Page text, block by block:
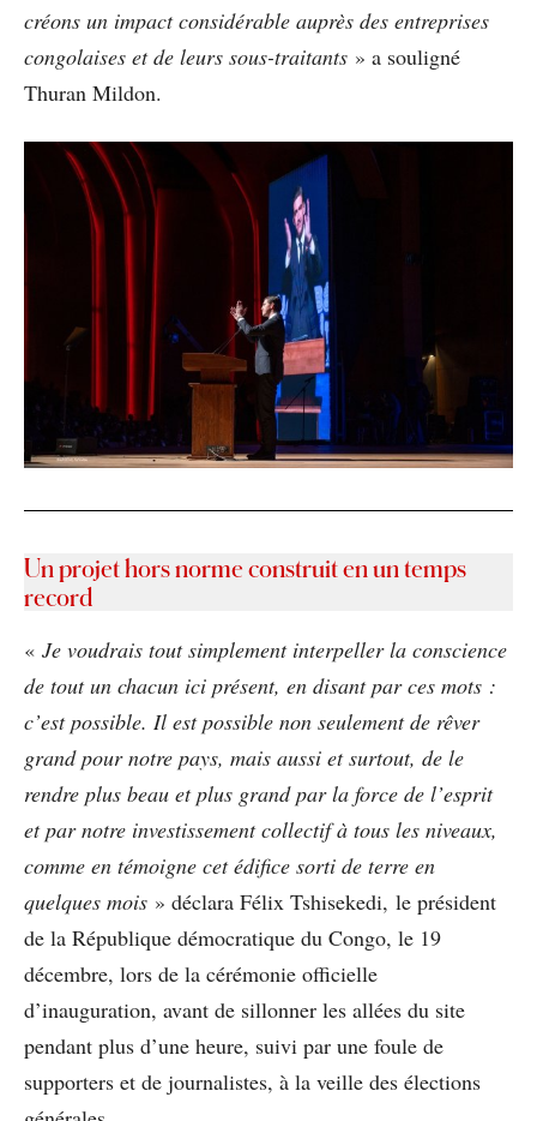
créons un impact considérable auprès des entreprises
congolaises et de leurs sous-traitants » a souligné
Thuran Mildon.
Un projet hors norme construit en un temps
record
« Je voudrais tout simplement interpeller la conscience
de tout un chacun ici présent, en disant par ces mots :
c’est possible. Il est possible non seulement de rêver
grand pour notre pays, mais aussi et surtout, de le
rendre plus beau et plus grand par la force de l’esprit
et par notre investissement collectif à tous les niveaux,
comme en témoigne cet édifice sorti de terre en
quelques mois » déclara Félix Tshisekedi, le président
de la République démocratique du Congo, le 19
décembre, lors de la cérémonie officielle
d’inauguration, avant de sillonner les allées du site
pendant plus d’une heure, suivi par une foule de
supporters et de journalistes, à la veille des élections